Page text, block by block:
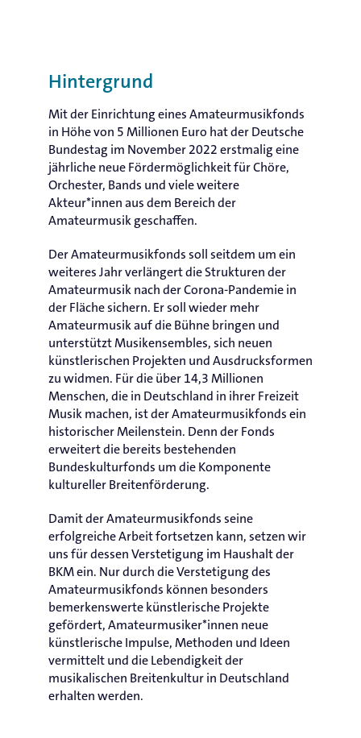
Hintergrund
Mit der Einrichtung eines Amateurmusikfonds
in Höhe von 5 Millionen Euro hat der Deutsche
Bundestag im November 2022 erstmalig eine
jährliche neue Fördermöglichkeit für Chöre,
Orchester, Bands und viele weitere
Akteur*innen aus dem Bereich der
Amateurmusik geschaffen.
Der Amateurmusikfonds soll seitdem um ein
weiteres Jahr verlängert die Strukturen der
Amateurmusik nach der Corona-Pandemie in
der Fläche sichern. Er soll wieder mehr
Amateurmusik auf die Bühne bringen und
unterstützt Musikensembles, sich neuen
künstlerischen Projekten und Ausdrucksformen
zu widmen. Für die über 14,3 Millionen
Menschen, die in Deutschland in ihrer Freizeit
Musik machen, ist der Amateurmusikfonds ein
historischer Meilenstein. Denn der Fonds
erweitert die bereits bestehenden
Bundeskulturfonds um die Komponente
kultureller Breitenförderung.
Damit der Amateurmusikfonds seine
erfolgreiche Arbeit fortsetzen kann, setzen wir
uns für dessen Verstetigung im Haushalt der
BKM ein. Nur durch die Verstetigung des
Amateurmusikfonds können besonders
bemerkenswerte künstlerische Projekte
gefördert, Amateurmusiker*innen neue
künstlerische Impulse, Methoden und Ideen
vermittelt und die Lebendigkeit der
musikalischen Breitenkultur in Deutschland
erhalten werden.